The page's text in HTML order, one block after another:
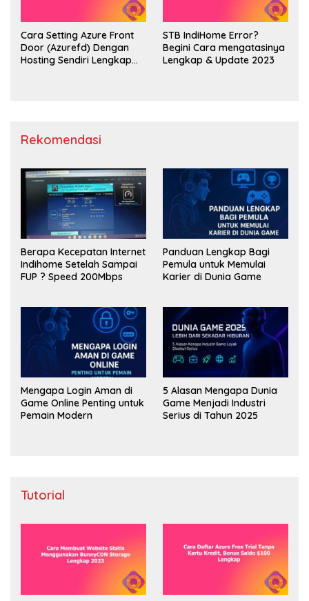
Cara Setting Azure Front
Door (Azurefd) Dengan
Hosting Sendiri Lengkap
STB IndiHome Error?
Begini Cara mengatasinya
Lengkap & Update 2023
Rekomendasi
Berapa Kecepatan Internet
Indihome Setelah Sampai
FUP ? Speed 200Mbps
Panduan Lengkap Bagi
Pemula untuk Memulai
Karier di Dunia Game
Mengapa Login Aman di
Game Online Penting untuk
Pemain Modern
5 Alasan Mengapa Dunia
Game Menjadi Industri
Serius di Tahun 2025
Tutorial